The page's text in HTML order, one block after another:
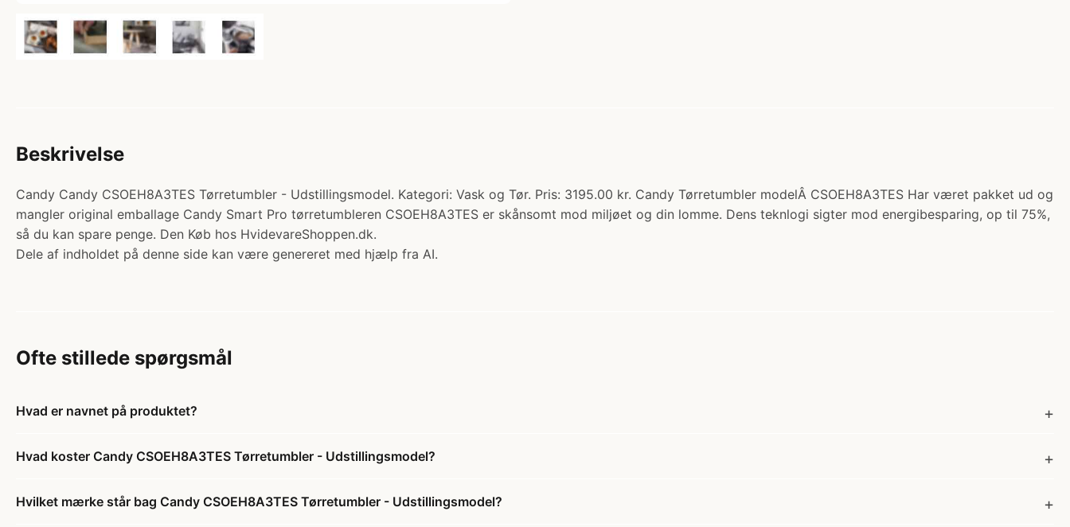
Beskrivelse
Candy Candy CSOEH8A3TES Tørretumbler - Udstillingsmodel. Kategori: Vask og Tør. Pris: 3195.00 kr. Candy Tørretumbler modelÂ CSOEH8A3TES Har været pakket ud og
mangler original emballage Candy Smart Pro tørretumbleren CSOEH8A3TES er skånsomt mod miljøet og din lomme. Dens teknlogi sigter mod energibesparing, op til 75%,
så du kan spare penge. Den Køb hos HvidevareShoppen.dk.
Dele af indholdet på denne side kan være genereret med hjælp fra AI.
Ofte stillede spørgsmål
Hvad er navnet på produktet?
Hvad koster Candy CSOEH8A3TES Tørretumbler - Udstillingsmodel?
Hvilket mærke står bag Candy CSOEH8A3TES Tørretumbler - Udstillingsmodel?